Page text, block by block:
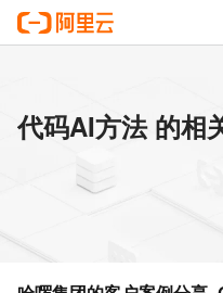
代码AI方法 的相